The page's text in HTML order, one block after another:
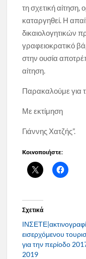
τη σχετική
καταργηθεί. Η
δικαιολογητικών
γραφειοκρατικό
στην ουσία
αίτηση.
Παρακαλούμε για
Με εκτίμηση
Γιάννης Χατζής”.
Κοινοποιήστε:
Σχετικά
εισερχόμενου
για την περίοδο
2019